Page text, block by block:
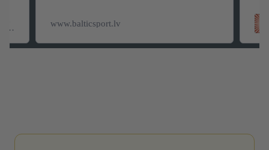
True Dates Caramel Popcorn dateles
ar karameļu popkorna garšu